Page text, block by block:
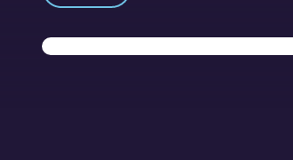
Entwicklungshelfer
Menge